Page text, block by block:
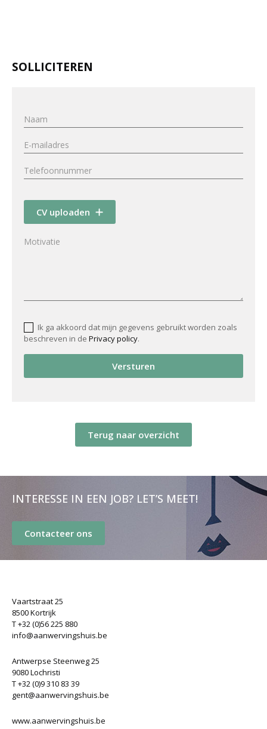
SOLLICITEREN
CV uploaden
Ik ga akkoord dat mijn gegevens gebruikt worden zoals
beschreven in de Privacy policy.
Versturen
Terug naar overzicht
INTERESSE IN EEN JOB? LET’S MEET!
Contacteer ons
Vaartstraat 25
8500 Kortrijk
T +32 (0)56 225 880
info@aanwervingshuis.be
Antwerpse Steenweg 25
9080 Lochristi
T +32 (0)9 310 83 39
gent@aanwervingshuis.be
www.aanwervingshuis.be